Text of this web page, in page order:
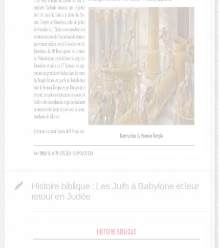
Histoire biblique : Les Juifs à Babylone et leur
retour en Judée